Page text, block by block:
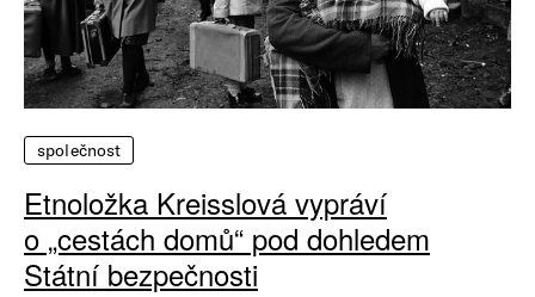
společnost
Etnoložka Kreisslová vypráví
o „cestách domů“ pod dohledem
Státní bezpečnosti